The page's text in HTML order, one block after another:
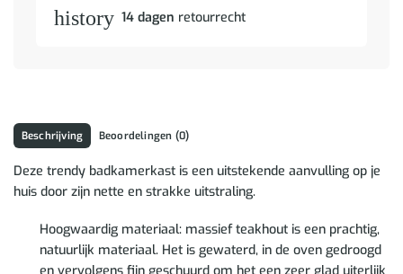
history 14 dagen retourrecht
Beschrijving Beoordelingen (0)
Deze trendy badkamerkast is een uitstekende aanvulling op je
huis door zijn nette en strakke uitstraling.
Hoogwaardig materiaal: massief teakhout is een prachtig,
natuurlijk materiaal. Het is gewaterd, in de oven gedroogd
en vervolgens fijn geschuurd om het een zeer glad uiterlijk